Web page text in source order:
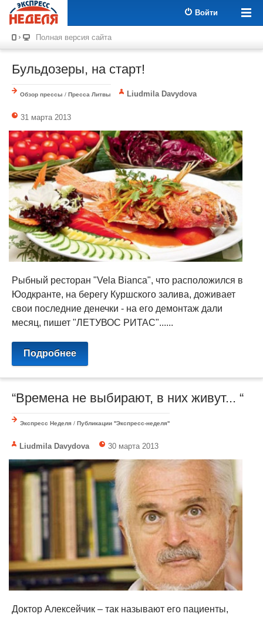
Войти
Полная версия сайта
Бульдозеры, на старт!
Обзор прессы / Пресса Литвы Liudmila Davydova
31 марта 2013
Рыбный ресторан "Vela Bianca", что расположился в
Юодкранте, на берегу Куршского залива, доживает
свои последние денечки - на его демонтаж дали
месяц, пишет "ЛЕТУВОС РИТАС"......
Подробнее
“Времена не выбирают, в них живут... “
Экспресс Неделя / Публикации ''Экспресс-неделя''
Liudmila Davydova 30 марта 2013
Доктор Алексейчик – так называют его пациенты,